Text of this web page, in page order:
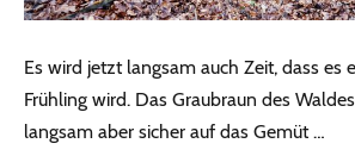
Es wird jetzt langsam auch Zeit, dass es
Frühling wird. Das Graubraun des
langsam aber sicher auf das Gemüt …